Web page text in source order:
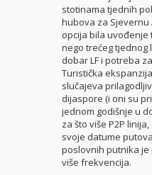
stotinama tjednih
hubova za Sjevernu
opcija bila uvođenje
nego trećeg tjednog
dobar LF i potreba
Turistička
slučajeva
dijaspore (i oni su
jednom godišnje u
za što više P2P
svoje datume
poslovnih putnika
više frekvencija.